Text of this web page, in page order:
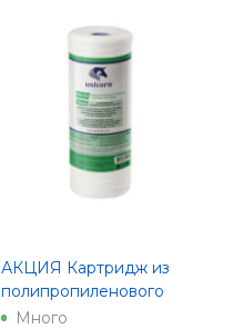
АКЦИЯ Картридж из
полипропиленового
шнура 10" 10 мкм РР
Много